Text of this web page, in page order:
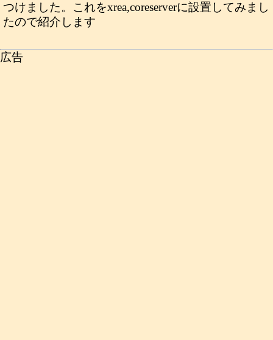
つけました。これをxrea,coreserverに設置してみまし
たので紹介します
広告